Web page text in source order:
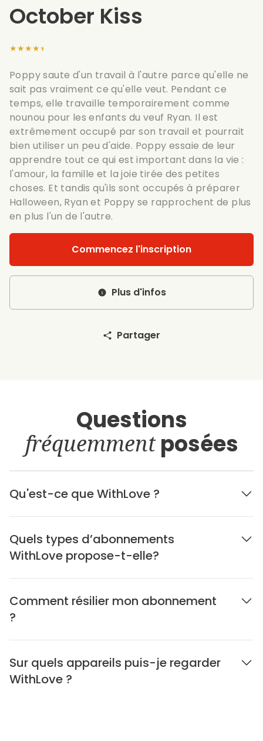
October Kiss
★★★★★
Poppy saute d'un travail à l'autre parce qu'elle ne
sait pas vraiment ce qu'elle veut. Pendant ce
temps, elle travaille temporairement comme
nounou pour les enfants du veuf Ryan. Il est
extrêmement occupé par son travail et pourrait
bien utiliser un peu d'aide. Poppy essaie de leur
apprendre tout ce qui est important dans la vie :
l'amour, la famille et la joie tirée des petites
choses. Et tandis qu'ils sont occupés à préparer
Halloween, Ryan et Poppy se rapprochent de plus
en plus l'un de l'autre.
Commencez l'inscription
Plus d'infos
Partager
Questions
fréquemmentposées
Qu'est-ce que WithLove ?
Quels types d’abonnements
WithLove propose-t-elle?
Comment résilier mon abonnement
?
Sur quels appareils puis-je regarder
WithLove ?